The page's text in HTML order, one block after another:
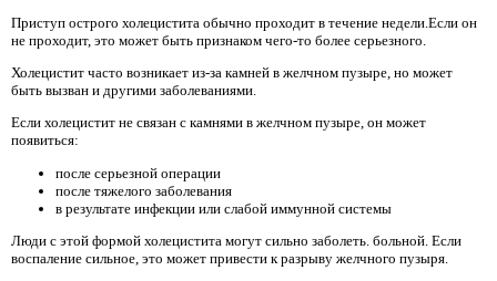
Приступ острого холецистита обычно проходит в течение недели.Если он
не проходит, это может быть признаком чего-то более серьезного.
Холецистит часто возникает из-за камней в желчном пузыре, но может
быть вызван и другими заболеваниями.
Если холецистит не связан с камнями в желчном пузыре, он может
появиться:
после серьезной операции
после тяжелого заболевания
в результате инфекции или слабой иммунной системы
Люди с этой формой холецистита могут сильно заболеть. больной. Если
воспаление сильное, это может привести к разрыву желчного пузыря.